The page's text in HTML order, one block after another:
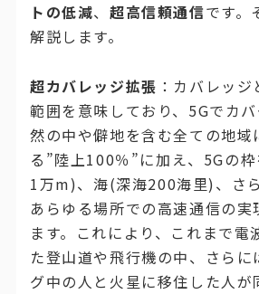
トの低減、 超高信頼通信です。
解説します。
超カバレッジ拡張 ：カバレッ
範囲を意味しており、5Gでカ
然の中や僻地を含む全ての地域
る”陸上100％”に加え、5Gの
1万m)、海(深海200海里)、さ
あらゆる場所での高速通信の実
ます。これにより、これまで電
た登山道や飛行機の中、さらに
グ中の人と火星に移住した人が